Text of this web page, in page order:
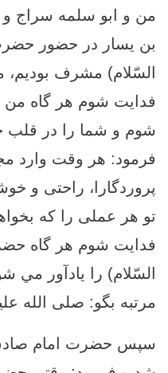
من و ابو سلمه سراج
بن يسار در حضور
السّلام) مشرف
فدايت شوم هر گاه من
شوم و شما را در قلب
فرمود: هر وقت وارد
پروردگارا، راحتى و
تو هر عملى را كه
فدايت شوم هر گاه
السّلام) را يادآور مي
مرتبه بگو: صلى الله
سپس حضرت امام صادق